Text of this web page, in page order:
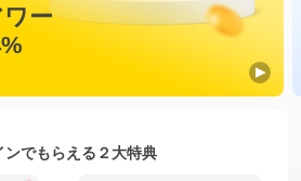
ー
ンでもらえる２大特典